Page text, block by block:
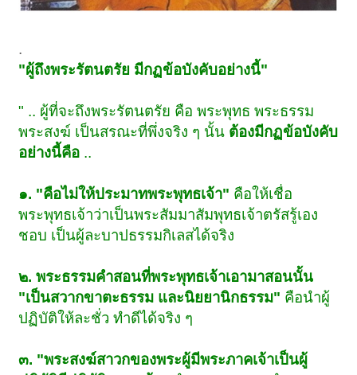
.
"ผู้ถึงพระรัตนตรัย มีกฏข้อบังคับอย่างนี้"
" .. ผู้ที่จะถึงพระรัตนตรัย คือ พระพุทธ พระธรรม
พระสงฆ์ เป็นสรณะที่พึ่งจริง ๆ นั้น ต้องมีกฏข้อบังคับ
อย่างนี้คือ ..
๑. "คือไม่ให้ประมาทพระพุทธเจ้า" คือให้เชื่อ
พระพุทธเจ้าว่าเป็นพระสัมมาสัมพุทธเจ้าตรัสรู้เอง
ชอบ เป็นผู้ละบาปธรรมกิเลสได้จริง
๒. พระธรรมคำสอนที่พระพุทธเจ้าเอามาสอนนั้น
"เป็นสวากขาตะธรรม และนิยยานิกธรรม" คือนำผู้
ปฏิบัติให้ละชั่ว ทำดีได้จริง ๆ
๓. "พระสงฆ์สาวกของพระผู้มีพระภาคเจ้าเป็นผู้